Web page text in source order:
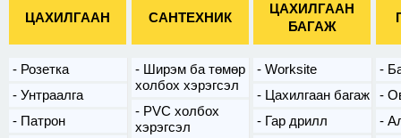
ЦАХИЛГААН
Розетка
Унтраалга
Патрон
САНТЕХНИК
Ширэм ба төмөр
холбох хэрэгсэл
PVC холбох
хэрэгсэл
ЦАХИЛГААН
БАГАЖ
Worksite
Цахилгаан багаж
Гар дрилл